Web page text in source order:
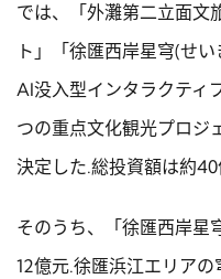
では、「外灘第二立面文
ト」「徐匯西岸星穹(せ
AI没入型インタラクティ
つの重点文化観光プロジ
決定した.総投資額は約
そのうち、「徐匯西岸星
12億元.徐匯浜江エリア